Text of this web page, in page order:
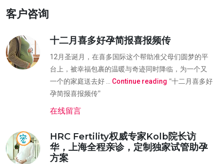
客户咨询
十二月喜多好孕简报喜报频传
12月圣诞月，在喜多国际这个帮助准父母们圆梦的平
台上，被幸福包裹的温暖与奇迹同时降临，为一个又
一个的家庭送去好 … Continue reading “十二月喜多好
孕简报喜报频传”
在线留言
HRC Fertility权威专家Kolb院长访
华，上海全程亲诊，定制独家试管助孕
方案